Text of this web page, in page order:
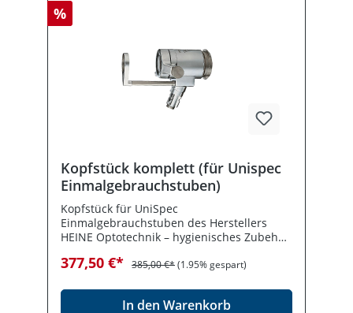
%
Kopfstück komplett (für Unispec
Einmalgebrauchstuben)
Kopfstück für UniSpec
Einmalgebrauchstuben des Herstellers
HEINE Optotechnik – hygienisches Zubehör
Lichtleitkabel oder BETA 3,5 V Griff mit
sind Hygiene, schnelle Rüstzeiten und
reproduzierbare Handgriffe entscheidend –
377,50 €* 385,00 €*(1.95% gespart)
In den Warenkorb